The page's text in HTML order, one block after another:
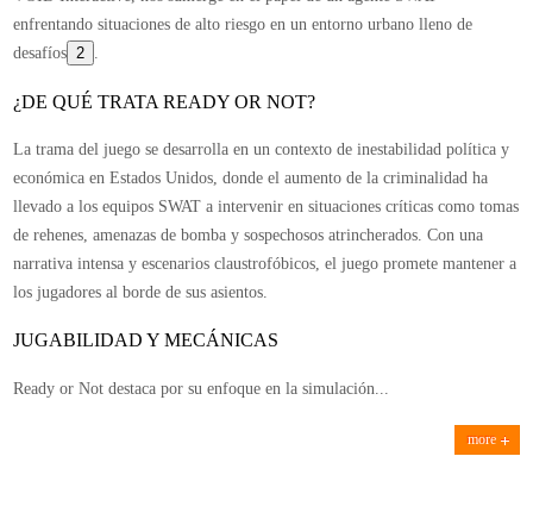
La
experiencia
táctica
definitiva
los
amantes
de
los
juegos
de
enfrentando situaciones de alto riesgo en un entorno urbano lleno de
desafíos 2 .
¿DE QUÉ TRATA READY OR NOT?
La trama del juego se desarrolla en un contexto de inestabilidad política y
económica en Estados Unidos, donde el aumento de la criminalidad ha
llevado a los equipos SWAT a intervenir en situaciones críticas como tomas
de rehenes, amenazas de bomba y sospechosos atrincherados. Con una
narrativa intensa y escenarios claustrofóbicos, el juego promete mantener a
los jugadores al borde de sus asientos.
JUGABILIDAD Y MECÁNICAS
Ready or Not destaca por su enfoque en la simulación...
more